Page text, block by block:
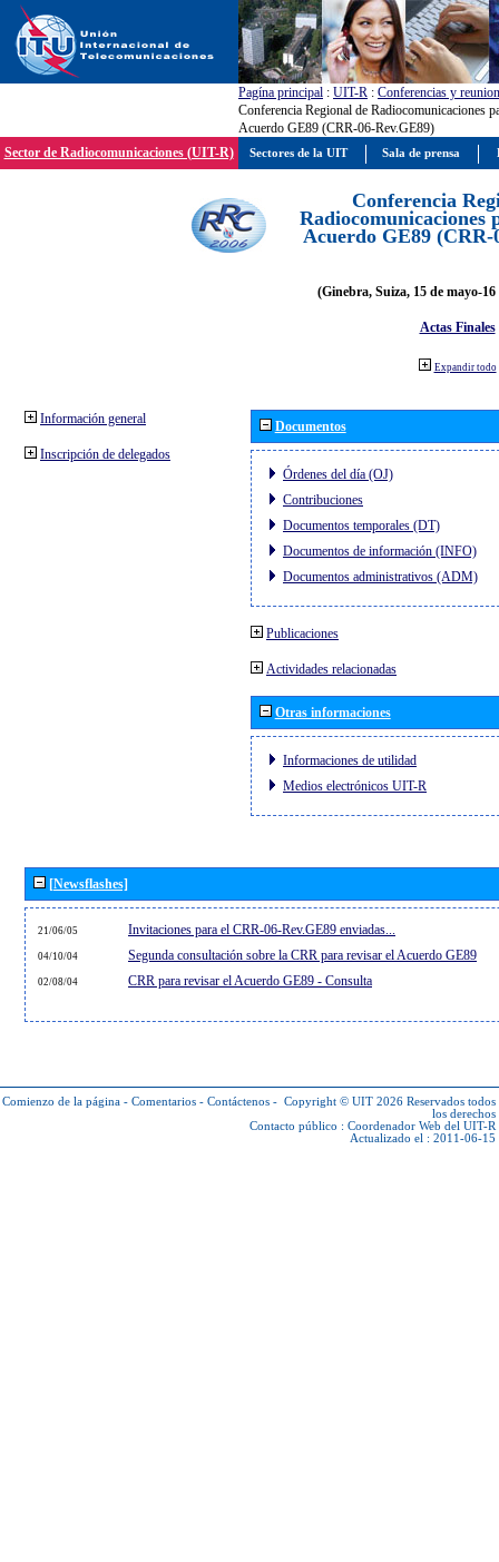
Pagína principal : UIT-R : Conferencias y
Conferencia Regional de Radiocomunicaciones
Acuerdo GE89 (CRR-06-Rev.GE89)
Sector de Radiocomunicaciones (UIT-R)
Conferencia
Radiocomunicaciones
Acuerdo GE89 (CRR-
(Ginebra, Suiza, 15 de mayo-
Actas Finales
Expandir todo
Información general
Inscripción de delegados
Documentos
Órdenes del día (OJ)
Contribuciones
Documentos temporales (DT)
Documentos de información (INFO)
Documentos administrativos (ADM)
Publicaciones
Actividades relacionadas
Otras informaciones
Informaciones de utilidad
Medios electrónicos UIT-R
[Newsflashes]
21/06/05 Invitaciones para el CRR-06-Rev.GE89 enviadas...
04/10/04 Segunda consultación sobre la CRR para revisar el Acuerdo GE89
02/08/04 CRR para revisar el Acuerdo GE89 - Consulta
Comienzo de la página - Comentarios - Contáctenos - Copyright © UIT 2026 Reservados todos
los derechos
Contacto público : Coordenador Web del UIT-R
Actualizado el : 2011-06-15
Sectores de la UIT Sala de prensa